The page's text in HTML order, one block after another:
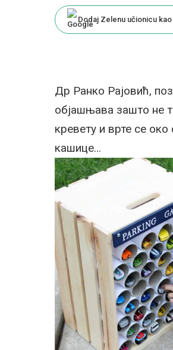
Dodaj Zelenu učionicu
Др Ранко Рајовић,
објашњава зашто не
кревету и врте се око
кашице…